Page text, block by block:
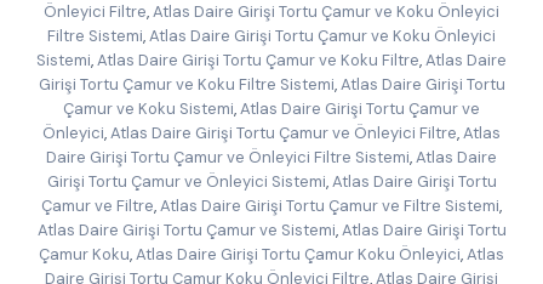
Önleyici Filtre,Atlas Daire Girişi Tortu Çamur ve Koku Önleyici
Filtre Sistemi,Atlas Daire Girişi Tortu Çamur ve Koku Önleyici
Sistemi,Atlas Daire Girişi Tortu Çamur ve Koku Filtre,Atlas Daire
Girişi Tortu Çamur ve Koku Filtre Sistemi, Atlas Daire Girişi Tortu
Çamur ve Koku Sistemi,Atlas Daire Girişi Tortu Çamur ve
Önleyici,Atlas Daire Girişi Tortu Çamur ve Önleyici Filtre,Atlas
Daire Girişi Tortu Çamur ve Önleyici Filtre Sistemi,Atlas Daire
Girişi Tortu Çamur ve Önleyici Sistemi, Atlas Daire Girişi Tortu
Çamur ve Filtre,Atlas Daire Girişi Tortu Çamur ve Filtre Sistemi,
Atlas Daire Girişi Tortu Çamur ve Sistemi, Atlas Daire Girişi Tortu
Çamur Koku,Atlas Daire Girişi Tortu Çamur Koku Önleyici,Atlas
Daire Girişi Tortu Çamur Koku Önleyici Filtre,Atlas Daire Girişi